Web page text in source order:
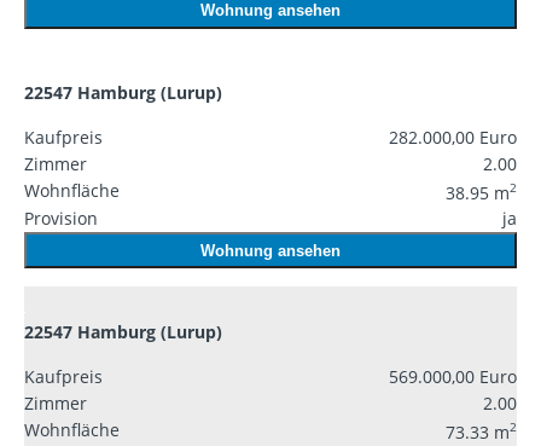
Wohnung ansehen
22547 Hamburg (Lurup)
Kaufpreis
282.000,00 Euro
Zimmer
2.00
Wohnfläche
38.95 m2
Provision ja
Wohnung ansehen
22547 Hamburg (Lurup)
Kaufpreis
569.000,00 Euro
Zimmer
2.00
Wohnfläche
73.33 m2